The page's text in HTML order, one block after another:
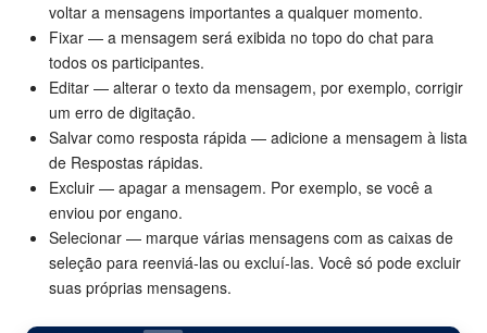
voltar a mensagens importantes a qualquer momento.
Fixar — a mensagem será exibida no topo do chat para
todos os participantes.
Editar — alterar o texto da mensagem, por exemplo, corrigir
um erro de digitação.
Salvar como resposta rápida — adicione a mensagem à lista
de Respostas rápidas.
Excluir — apagar a mensagem. Por exemplo, se você a
enviou por engano.
Selecionar — marque várias mensagens com as caixas de
seleção para reenviá-las ou excluí-las. Você só pode excluir
suas próprias mensagens.